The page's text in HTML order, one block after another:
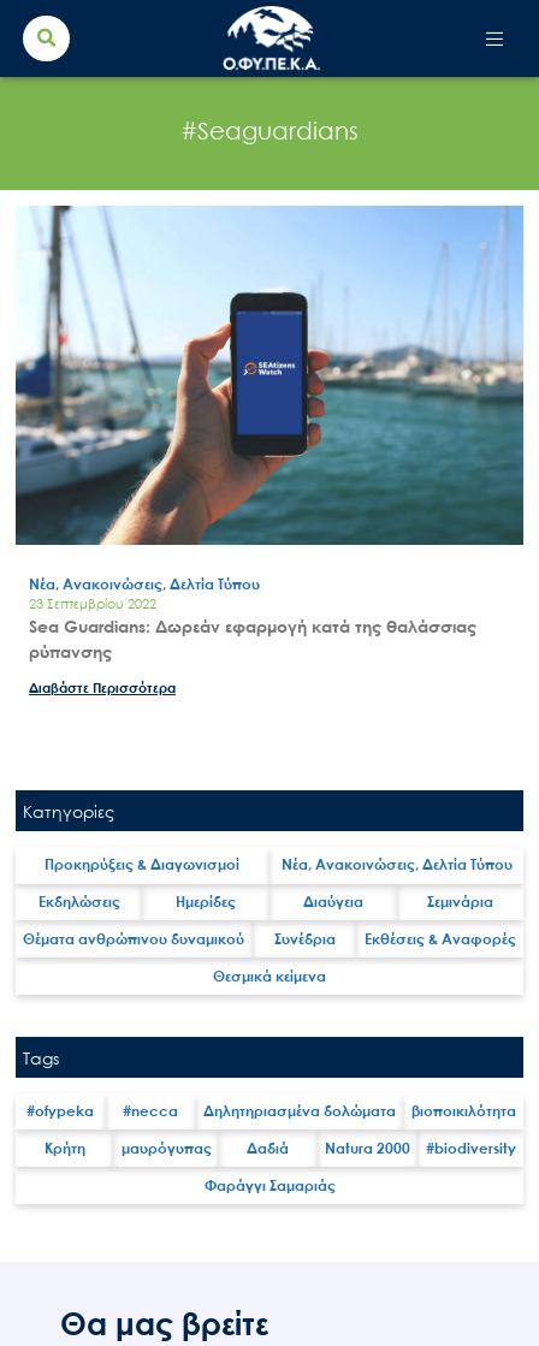
Search
for:
Search
Άξονες δράσης
#Seaguardians
Νέα, Ανακοινώσεις, Δελτία Τύπου
23 Σεπτεμβρίου 2022
Sea Guardians: Δωρεάν εφαρμογή κατά της θαλάσσιας
ρύπανσης
Διαβάστε Περισσότερα
Κατηγορίες
Προκηρύξεις & Διαγωνισμοί Νέα, Ανακοινώσεις, Δελτία Τύπου
Εκδηλώσεις Ημερίδες Διαύγεια Σεμινάρια
Θέματα ανθρώπινου δυναμικού Συνέδρια Εκθέσεις & Αναφορές
Θεσμικά κείμενα
Tags
#ofypeka #necca Δηλητηριασμένα δολώματα βιοποικιλότητα
Κρήτη μαυρόγυπας Δαδιά Natura 2000 #biodiversity
Φαράγγι Σαμαριάς
Θα μας βρείτε